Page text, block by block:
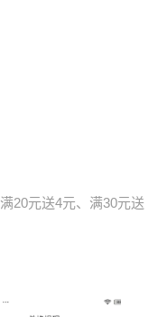
20元送4元、满30元送